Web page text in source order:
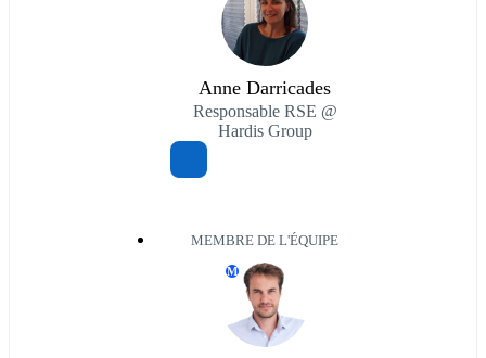
Anne Darricades
Responsable RSE @
Hardis Group
MEMBRE DE L'ÉQUIPE
M